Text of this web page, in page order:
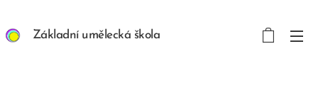
Základní umělecká škola